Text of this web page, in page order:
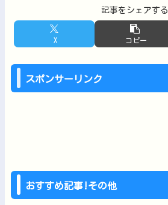
記事をシェアする
X コピー
スポンサーリンク
おすすめ記事!その他